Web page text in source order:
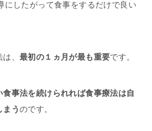
にしたがって食事をするだけで良い
、 最初の１ヵ月が最も重要です。
食事法を続けられれば食事療法は自
まうのです。